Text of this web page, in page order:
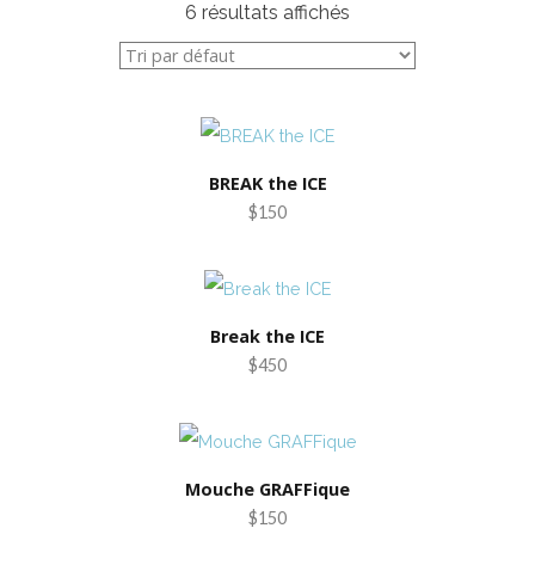
6 résultats affichés
BREAK the ICE
$150
Break the ICE
$450
Mouche GRAFFique
$150